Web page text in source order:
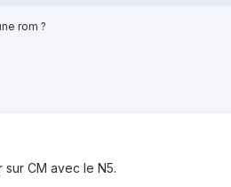
rom ?
CM avec le N5.